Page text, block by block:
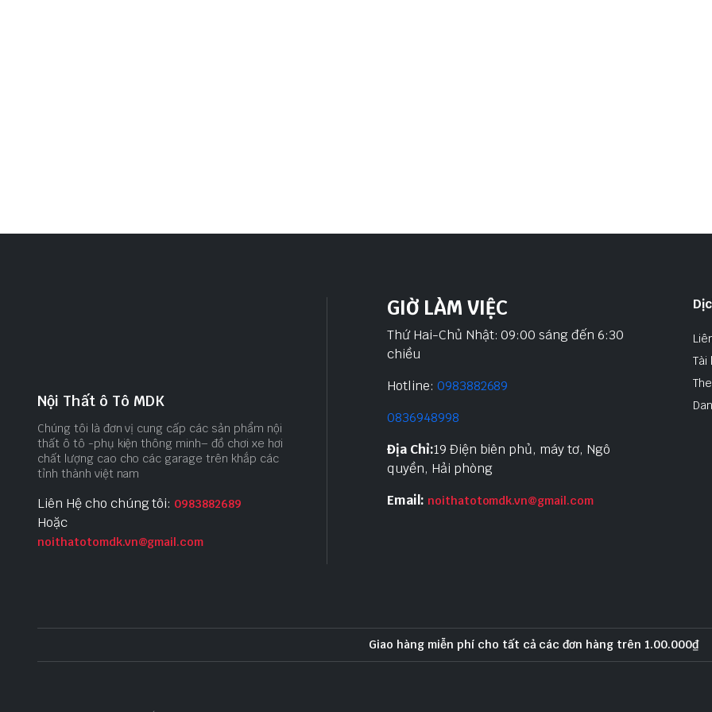
Nội Thất ô Tô MDK
Chúng tôi là đơn vị cung cấp các sản phẩm nội
thất ô tô -phụ kiện thông minh– đồ chơi xe hơi
chất lượng cao cho các garage trên khắp các
tỉnh thành việt nam
Liên Hệ cho chúng tôi: 0983882689
Hoặc
noithatotomdk.vn@gmail.com
GIỜ LÀM VIỆC
Thứ Hai-Chủ Nhật: 09:00 sáng đến 6:30
chiều
Hotline: 0983882689
0836948998
Địa Chỉ:19 Điện biên phủ, máy tơ, Ngô
quyền, Hải phòng
Email: noithatotomdk.vn@gmail.com
Tài
Giao hàng miễn phí cho tất cả các đơn hàng trên 1.00.000₫